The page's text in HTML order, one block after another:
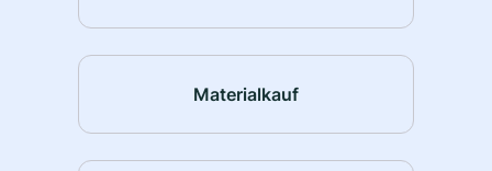
Materialkauf